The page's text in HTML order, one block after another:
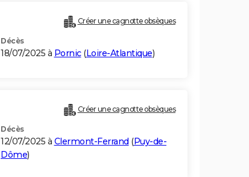
Créer une cagnotte obsèques
Décès
18/07/2025 à Pornic(Loire-Atlantique)
Créer une cagnotte obsèques
Décès
12/07/2025 à Clermont-Ferrand (Puy-de-
Dôme)